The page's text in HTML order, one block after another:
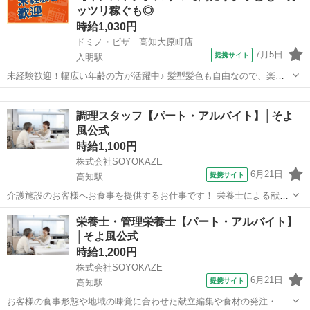
後は余計な工程に時間...ッツリ稼ぐも◎
時給1,030円
ドミノ・ピザ 高知大原町店
入明駅
提携サイト 7月5日
未経験歓迎！幅広い年齢の方が活躍中♪ 髪型髪色も自由なので、楽し
みながらドミノ・ピザで一緒に働きませんか? 新店舗も続々オープン
中のドミノ・ピザでは明るく元気に働いてくれるスタッフを大募集中
です♪ 1985年、日本ではじ...
調理スタッフ【パート・アルバイト】│そよ
風公式
時給1,100円
株式会社SOYOKAZE
高知駅
提携サイト 6月21日
介護施設のお客様へお食事を提供するお仕事です！ 栄養士による献立
をもとに、調理業務等をお願いします。 ・調理業務全般 ・食材の検
品、在庫管理 ・配膳下膳、食器類の洗浄 ・厨房内の清掃、衛生管理
・帳票類の作成、管理 イベ...
高知 高知市 高知駅 その他
栄養士・管理栄養士【パート・アルバイト】
│そよ風公式
時給1,200円
株式会社SOYOKAZE
高知駅
提携サイト 6月21日
お客様の食事形態や地域の味覚に合わせた献立編集や食材の発注・在